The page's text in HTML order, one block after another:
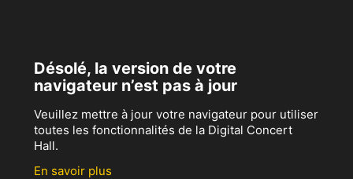
Désolé, la version de votre
navigateur n’est pas à jour
Veuillez mettre à jour votre navigateur pour utiliser
toutes les fonctionnalités de la Digital Concert
Hall.
En savoir plus